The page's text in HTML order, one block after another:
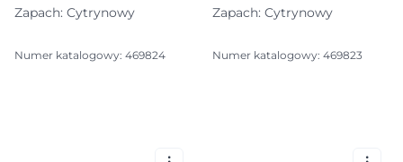
Zapach: Cytrynowy
Numer katalogowy: 469824
Zapach: Cytrynowy
Numer katalogowy: 469823